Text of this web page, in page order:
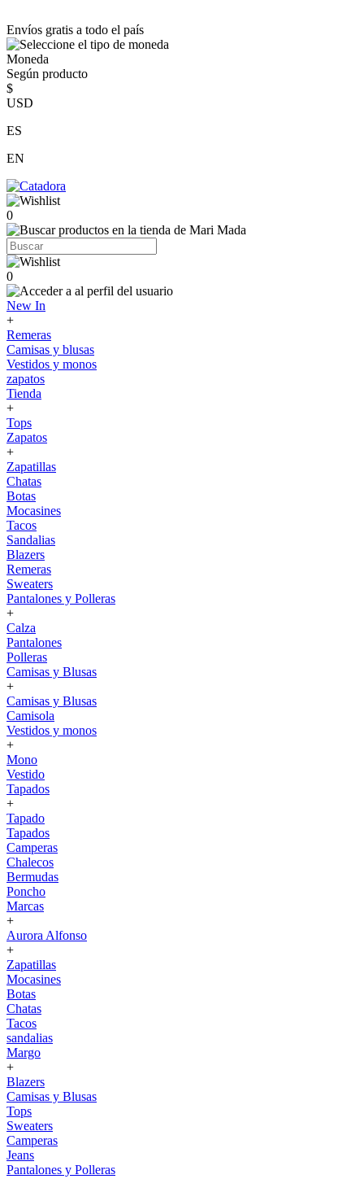
Envíos gratis a todo el país
Moneda
Según producto
$
USD
ES
EN
0
0
New In
+
Remeras
Camisas y blusas
Vestidos y monos
zapatos
Tienda
+
Tops
Zapatos
+
Zapatillas
Chatas
Botas
Mocasines
Tacos
Sandalias
Blazers
Remeras
Sweaters
Pantalones y Polleras
+
Calza
Pantalones
Polleras
Camisas y Blusas
+
Camisas y Blusas
Camisola
Vestidos y monos
+
Mono
Vestido
Tapados
+
Tapado
Tapados
Camperas
Chalecos
Bermudas
Poncho
Marcas
+
Aurora Alfonso
+
Zapatillas
Mocasines
Botas
Chatas
Tacos
sandalias
Margo
+
Blazers
Camisas y Blusas
Tops
Sweaters
Camperas
Jeans
Pantalones y Polleras